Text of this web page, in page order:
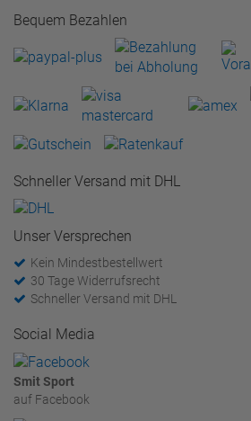
Bequem Bezahlen
Schneller Versand mit DHL
Unser Versprechen
Kein Mindestbestellwert
30 Tage Widerrufsrecht
Schneller Versand mit DHL
Social Media
Smit Sport
auf Facebook